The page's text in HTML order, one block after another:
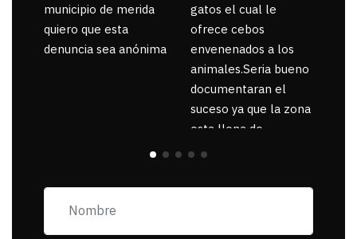
municipio de merida
quiero que esta
denuncia sea anónima
gatos el cual le
ofrece cebos
envenenados a los
animales.Seria bueno
documentaran el
suceso ya que la zona
esta llena de
pancartas de
exigiendo al asesino